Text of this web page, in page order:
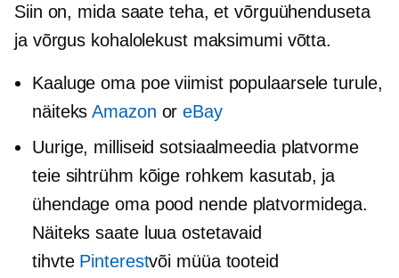
Siin on, mida saate teha, et võrguühenduseta
ja võrgus kohalolekust maksimumi võtta.
Kaaluge oma poe viimist populaarsele turule,
näiteksAmazon oreBay
Uurige, milliseid sotsiaalmeedia platvorme
teie sihtrühm kõige rohkem kasutab, ja
ühendage oma pood nende platvormidega.
Näiteks saate luua ostetavaid
tihvte Pinterestvõi müüa tooteid